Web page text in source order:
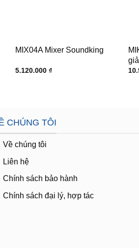
MIX04A Mixer Soundking
5.120.000₫
CHÚNG TÔI
Về chúng tôi
Liên hệ
Chính sách bảo hành
Chính sách đại lý, hợp tác